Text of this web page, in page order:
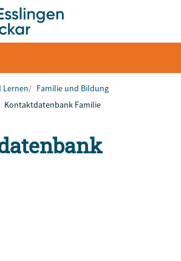
Lernen
Familie und Bildung
Kontaktdatenbank Familie